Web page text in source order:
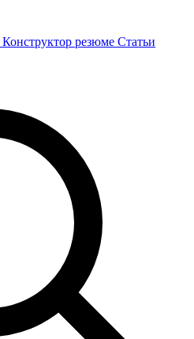
Конструктор резюме Статьи